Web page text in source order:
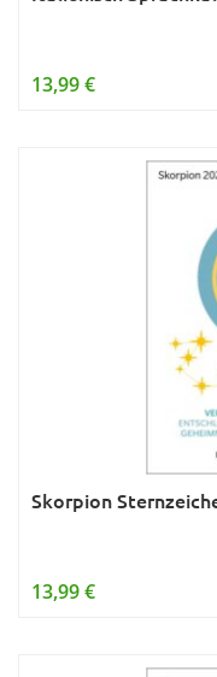
13,99 €
Skorpion
13,99 €